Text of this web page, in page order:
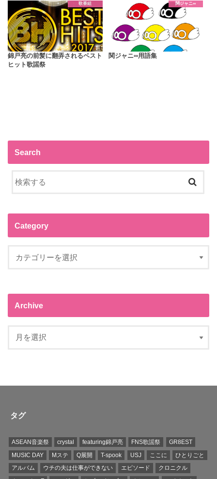
歌番組
錦戸亮の前髪に翻弄されるベスト
ヒット歌謡祭
関ジャニ∞
関ジャニ∞用語集
Search
Category
Archive
タグ
ASEAN音楽祭 crystal featuring錦戸亮 FNS歌謡祭
GR8EST
MUSIC DAY
Mステ Q展開 T-spook USJ ここに
ひとりごと
アルバム
ウチの夫は仕事ができない エピソード
クロニクル